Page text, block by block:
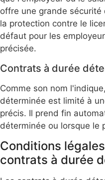
offre une grande
la protection contre le
défaut pour les
précisée.
Contrats à durée
Comme son nom
déterminée est limité à
précis. Il prend fin
déterminée ou lorsque le
Conditions
contrats à durée